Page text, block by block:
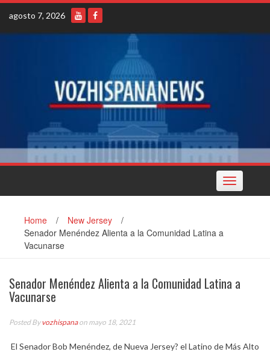
Skip
content
agosto 7, 2026
Toggle
navigation
Home / New Jersey
/
Senador Menéndez Alienta a la Comunidad Latina a
Vacunarse
Senador Menéndez Alienta a la Comunidad Latina a
Vacunarse
Posted Byvozhispanaon mayo 18, 2021
El Senador Bob Menéndez, de Nueva Jersey? el Latino de Más Alto